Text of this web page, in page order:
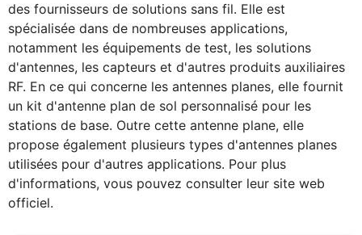
des fournisseurs de solutions sans fil. Elle est
spécialisée dans de nombreuses applications,
notamment les équipements de test, les solutions
d'antennes, les capteurs et d'autres produits auxiliaires
RF. En ce qui concerne les antennes planes, elle fournit
un kit d'antenne plan de sol personnalisé pour les
stations de base. Outre cette antenne plane, elle
propose également plusieurs types d'antennes planes
utilisées pour d'autres applications. Pour plus
d'informations, vous pouvez consulter leur site web
officiel.